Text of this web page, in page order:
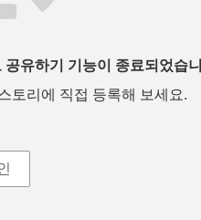
유하기 기능이 종료되었습
토리에 직접 등록해 보세요.